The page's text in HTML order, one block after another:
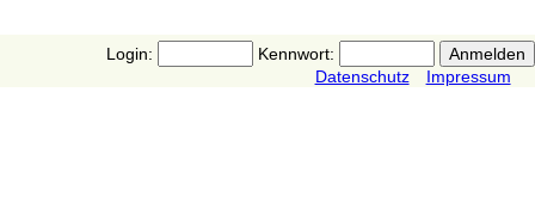
Login:
Kennwort:
Datenschutz
Impressum